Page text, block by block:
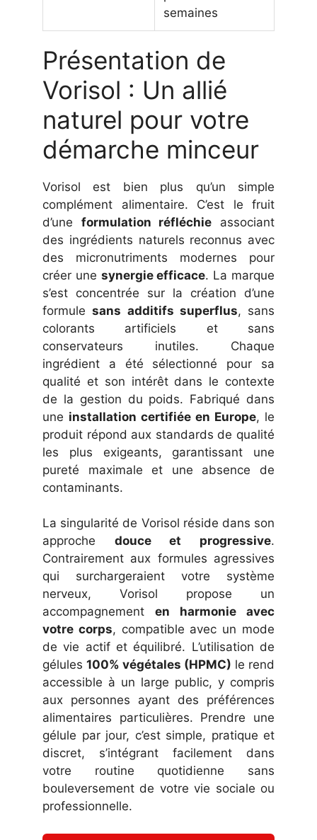
semaines
Présentation de
Vorisol : Un allié
naturel pour votre
démarche minceur
Vorisol est bien plus qu’un simple
complément alimentaire. C’est le fruit
d’une formulation réfléchie associant
des ingrédients naturels reconnus avec
des micronutriments modernes pour
créer une synergie efficace. La marque
s’est concentrée sur la création d’une
formulesans additifs superflus, sans
colorants artificiels et sans
conservateurs inutiles. Chaque
ingrédient a été sélectionné pour sa
qualité et son intérêt dans le contexte
de la gestion du poids. Fabriqué dans
une installation certifiée en Europe, le
produit répond aux standards de qualité
les plus exigeants, garantissant une
pureté maximale et une absence de
contaminants.
La singularité de Vorisol réside dans son
approche douce et progressive.
Contrairement aux formules agressives
qui surchargeraient votre système
nerveux, Vorisol propose un
accompagnement en harmonie avec
votre corps, compatible avec un mode
de vie actif et équilibré. L’utilisation de
gélules 100% végétales (HPMC) le rend
accessible à un large public, y compris
aux personnes ayant des préférences
alimentaires particulières. Prendre une
gélule par jour, c’est simple, pratique et
discret, s’intégrant facilement dans
votre routine quotidienne sans
bouleversement de votre vie sociale ou
professionnelle.